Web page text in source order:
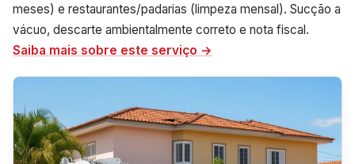
meses) e restaurantes/padarias (limpeza mensal). Sucção a
vácuo, descarte ambientalmente correto e nota fiscal.
Saiba mais sobre este serviço →